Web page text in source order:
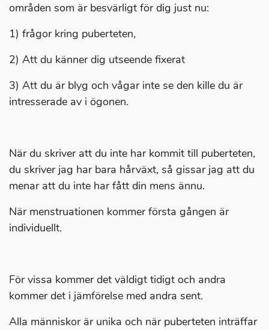
områden som är besvärligt för dig just nu:
1) frågor kring puberteten,
2) Att du känner dig utseende fixerat
3) Att du är blyg och vågar inte se den kille du är
intresserade av i ögonen.
När du skriver att du inte har kommit till puberteten,
du skriver jag har bara hårväxt, så gissar jag att du
menar att du inte har fått din mens ännu.
När menstruationen kommer första gången är
individuellt.
För vissa kommer det väldigt tidigt och andra
kommer det i jämförelse med andra sent.
Alla människor är unika och när puberteten inträffar